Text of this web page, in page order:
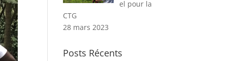
el pour la
CTG
28 mars 2023
Posts Récents